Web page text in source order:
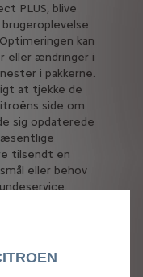
PLUS, blive
kan
eller ændringer i
i pakkerne.
at tjekke de
side om
sig opdaterede
tilsendt en
eller behov